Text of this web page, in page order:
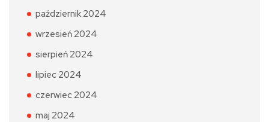
październik 2024
wrzesień 2024
sierpień 2024
lipiec 2024
czerwiec 2024
maj 2024